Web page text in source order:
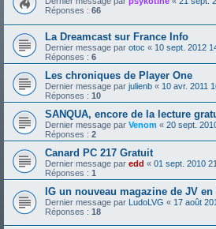
Réponses : 66
La Dreamcast sur France Info
Dernier message par otoc « 10 sept. 2012
Réponses : 6
Les chroniques de Player One
Dernier message par julienb « 10 avr. 2011
Réponses : 10
SANQUA, encore de la lecture
Dernier message par Venom « 20 sept.
Réponses : 2
Canard PC 217 Gratuit
Dernier message par edd « 01 sept. 2010
Réponses : 1
IG un nouveau magazine de JV
Dernier message par LudoLVG « 17 août
Réponses : 18